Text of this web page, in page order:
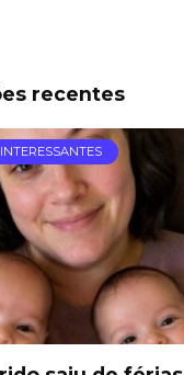
recentes